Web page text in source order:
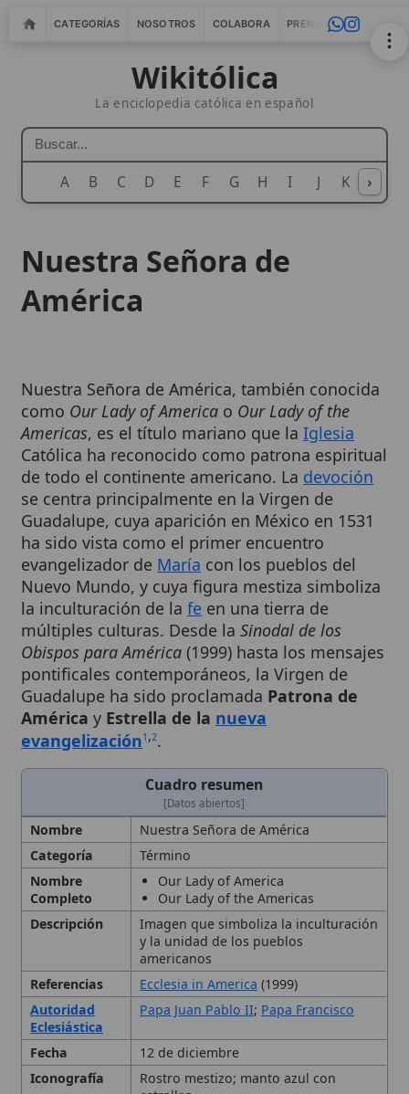
CATEGORÍAS NOSOTROS COLABORA PRENSA WEBMASTERS
Wikitólica
La enciclopedia católica en español
A B C D E F G H I J K L M
›
América
Americas, es el título mariano que laIglesia
Católica ha reconocido como patrona espiritual
de todo el continente americano. Ladevoción
se centra principalmente en la Virgen de
Guadalupe, cuya aparición en México en 1531
ha sido vista como el primer encuentro
evangelizador deMaríacon los pueblos del
Nuevo Mundo, y cuya figura mestiza simboliza
la inculturación de la fe en una tierra de
múltiples culturas. Desde laSinodal de los
Obispos para América(1999) hasta los mensajes
pontificales contemporáneos, la Virgen de
Guadalupe ha sido proclamadaPatrona de
América yEstrella de lanueva
evangelización1,2.
Cuadro resumen
[Datos abiertos]
Nombre Nuestra Señora de América
Término
Completo
Our Lady of America
Our Lady of the Americas
Descripción
Imagen que simboliza la inculturación
y la unidad de los pueblos
americanos
Referencias
Ecclesia in America(1999)
Autoridad
Eclesiástica
Papa Juan Pablo II Papa Francisco
12 de diciembre
Iconografía
Rostro mestizo; manto azul con
estrellas
Importancia
Guía espiritualpara laevangelización,
América
Lugar de
México